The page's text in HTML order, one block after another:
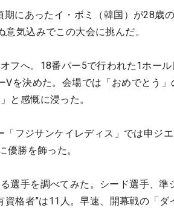
にあったイ・ボミ（韓国）が28歳の
気込みでこの大会に挑んだ。
フへ。18番パー5で行われた1ホール
を決めた。会場では「おめでとう
と感慨に浸った。
「フジサンケイレディス」では申ジ
優勝を飾った。
選手を調べてみた。シード選手、準
格者”は11人。早速、開幕戦の「ダ